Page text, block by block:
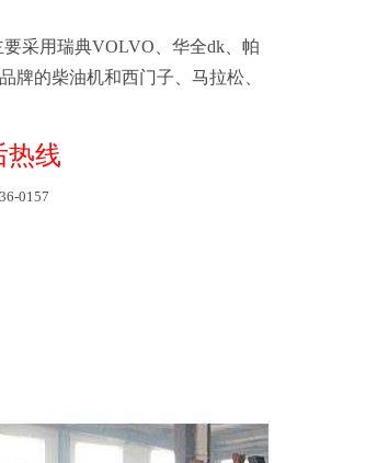
采用瑞典VOLVO、华全dk、帕
牌的柴油机和西门子、马拉松、
热线
0157